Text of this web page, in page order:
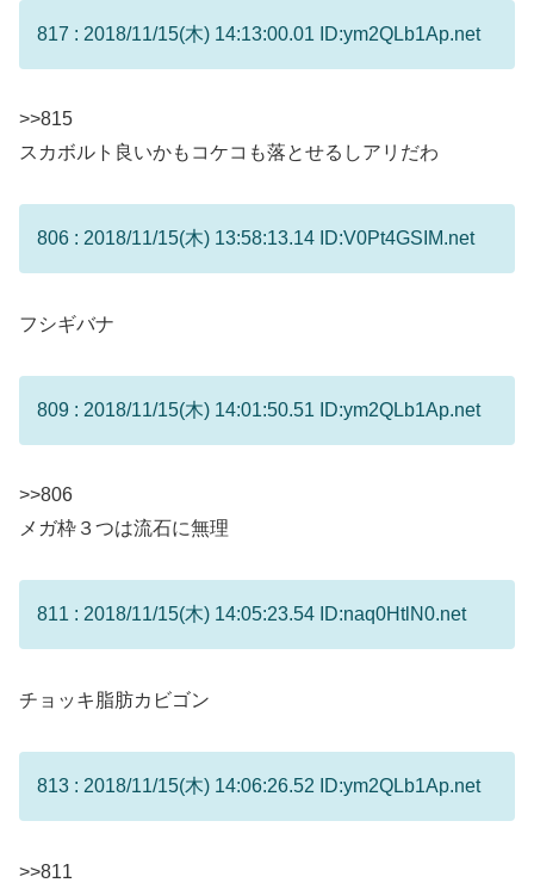
817 : 2018/11/15(木) 14:13:00.01 ID:ym2QLb1Ap.net
>>815
スカボルト良いかもコケコも落とせるしアリだわ
806 : 2018/11/15(木) 13:58:13.14 ID:V0Pt4GSIM.net
フシギバナ
809 : 2018/11/15(木) 14:01:50.51 ID:ym2QLb1Ap.net
>>806
メガ枠３つは流石に無理
811 : 2018/11/15(木) 14:05:23.54 ID:naq0HtlN0.net
チョッキ脂肪カビゴン
813 : 2018/11/15(木) 14:06:26.52 ID:ym2QLb1Ap.net
>>811